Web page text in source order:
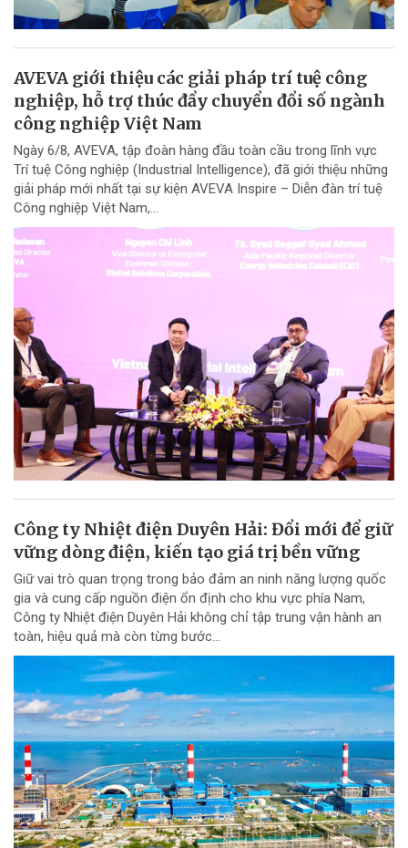
AVEVA giới thiệu các giải pháp trí tuệ công
nghiệp, hỗ trợ thúc đẩy chuyển đổi số ngành
công nghiệp Việt Nam
Ngày 6/8, AVEVA, tập đoàn hàng đầu toàn cầu trong lĩnh vực
Trí tuệ Công nghiệp (Industrial Intelligence), đã giới thiệu những
giải pháp mới nhất tại sự kiện AVEVA Inspire – Diễn đàn trí tuệ
Công nghiệp Việt Nam,...
Công ty Nhiệt điện Duyên Hải: Đổi mới để giữ
vững dòng điện, kiến tạo giá trị bền vững
Giữ vai trò quan trọng trong bảo đảm an ninh năng lượng quốc
gia và cung cấp nguồn điện ổn định cho khu vực phía Nam,
Công ty Nhiệt điện Duyên Hải không chỉ tập trung vận hành an
toàn, hiệu quả mà còn từng bước...